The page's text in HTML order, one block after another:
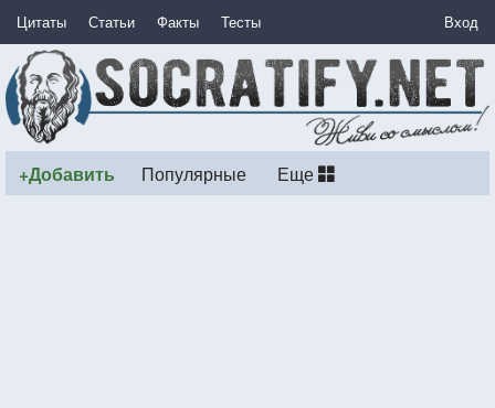
Цитаты Статьи Факты Тесты Вход
+Добавить Популярные Еще